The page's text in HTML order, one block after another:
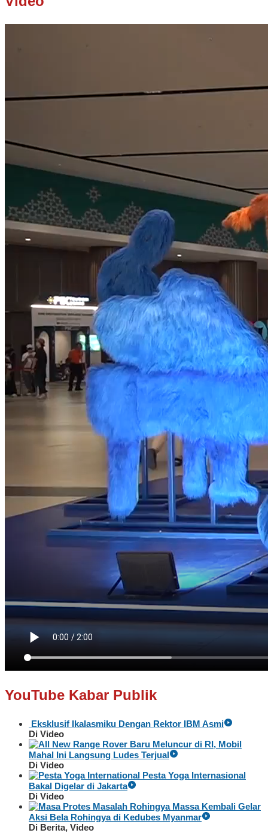
YouTube Kabar Publik
Eksklusif Ikalasmiku Dengan Rektor IBM Asmi
Di Video
Baru Meluncur di RI, Mobil
Mahal Ini Langsung Ludes Terjual
Di Video
Pesta Yoga Internasional
Bakal Digelar di Jakarta
Di Video
Massa Kembali Gelar
Aksi Bela Rohingya di Kedubes Myanmar
Di Berita, Video